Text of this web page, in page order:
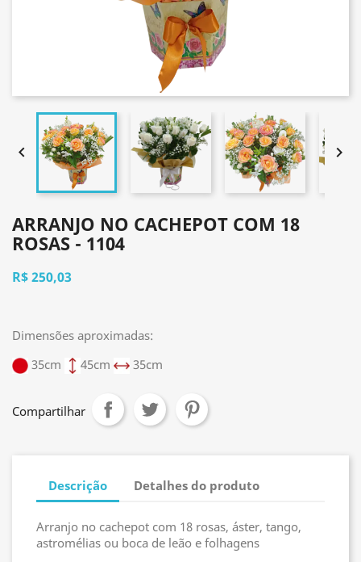
 
ARRANJO NO CACHEPOT COM 18
ROSAS - 1104
R$ 250,03
Dimensões aproximadas:
35cm
45cm 35cm
Compartilhar
Descrição Detalhes do produto
Arranjo no cachepot com 18 rosas, áster, tango,
astromélias ou boca de leão e folhagens